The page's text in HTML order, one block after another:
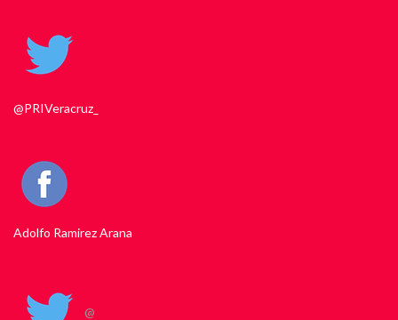
@PRIVeracruz_
Adolfo Ramirez Arana
@